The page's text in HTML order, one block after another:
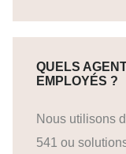
QUELS
EMPLOYÉS ?
Nous utilisons
541 ou